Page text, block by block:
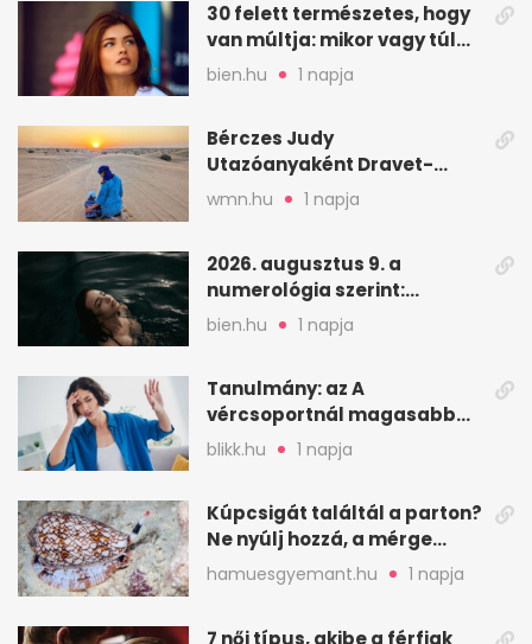
30 felett természetes, hogy
van múltja: mikor vagy túl
válogatós?
bien.hu 1 napja
Bérczes Judy
Utazóanyaként Dravet-
szindrómás kislányával is
wmn.hu 1 napja
2026. augusztus 9. a
numerológia szerint:
lezárás, megbocsátás,
bien.hu 1 napja
Tanulmány: az A
vércsoportnál magasabb
lehet a sztrók kockázata
blikk.hu 1 napja
Kúpcsigát találtál a parton?
Ne nyúlj hozzá, a mérge
halálos is lehet
hamuesgyemant.hu 1 napja
7 női típus, akibe a férfiak